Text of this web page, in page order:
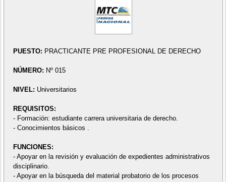
PUESTO: PRACTICANTE PRE PROFESIONAL DE DERECHO
NÚMERO: Nº 015
NIVEL: Universitarios
REQUISITOS:
- Formación: estudiante carrera universitaria de derecho.
- Conocimientos básicos .
FUNCIONES:
- Apoyar en la revisión y evaluación de expedientes administrativos
disciplinario.
- Apoyar en la búsqueda del material probatorio de los procesos